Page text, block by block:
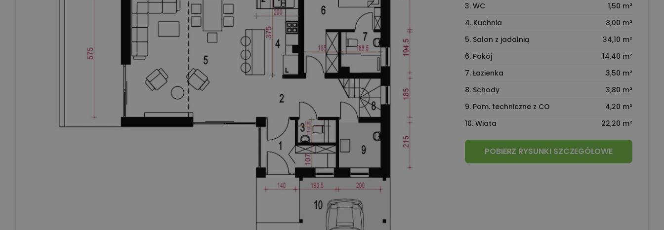
3. WC
1,50 m²
4. Kuchnia
8,00 m²
5. Salon z jadalnią
34,10 m²
6. Pokój
14,40 m²
7. Łazienka
3,50 m²
8. Schody
3,80 m²
9. Pom. techniczne z CO
4,20 m²
10. Wiata
22,20 m²
POBIERZ RYSUNKI SZCZEGÓŁOWE